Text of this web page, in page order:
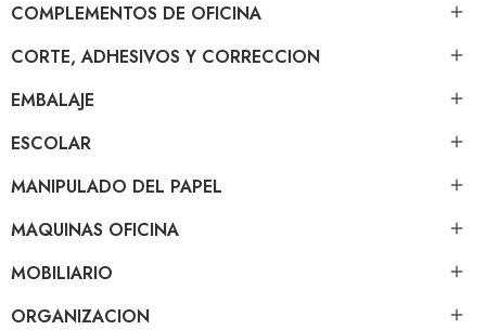
COMPLEMENTOS DE OFICINA 
CORTE, ADHESIVOS Y CORRECCION 
EMBALAJE 
ESCOLAR 
MANIPULADO DEL PAPEL 
MAQUINAS OFICINA 
MOBILIARIO 
ORGANIZACION 